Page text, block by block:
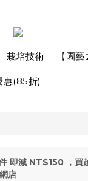
栽培技術 【園
惠(85折)
即減 NT$150 ，買
網店